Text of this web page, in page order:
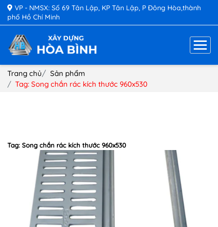
VP - NMSX: Số 69 Tân Lập, KP Tân Lập, P Đông Hòa,thành
phố Hồ Chí Minh
Trang chủ
Sản phẩm
Tag: Song chắn rác kích thước 960x530
Tag: Song chắn rác kích thước 960x530